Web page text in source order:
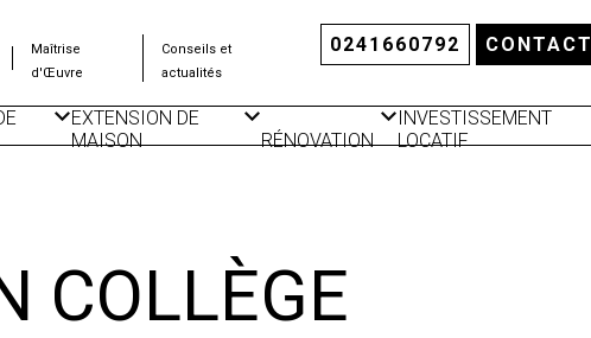
Maîtrise
d'Œuvre
Conseils et
actualités
0241660792 CONTACT
EXTENSION DE
MAISON
RÉNOVATION
INVESTISSEMENT
LOCATIF
COLLÈGE